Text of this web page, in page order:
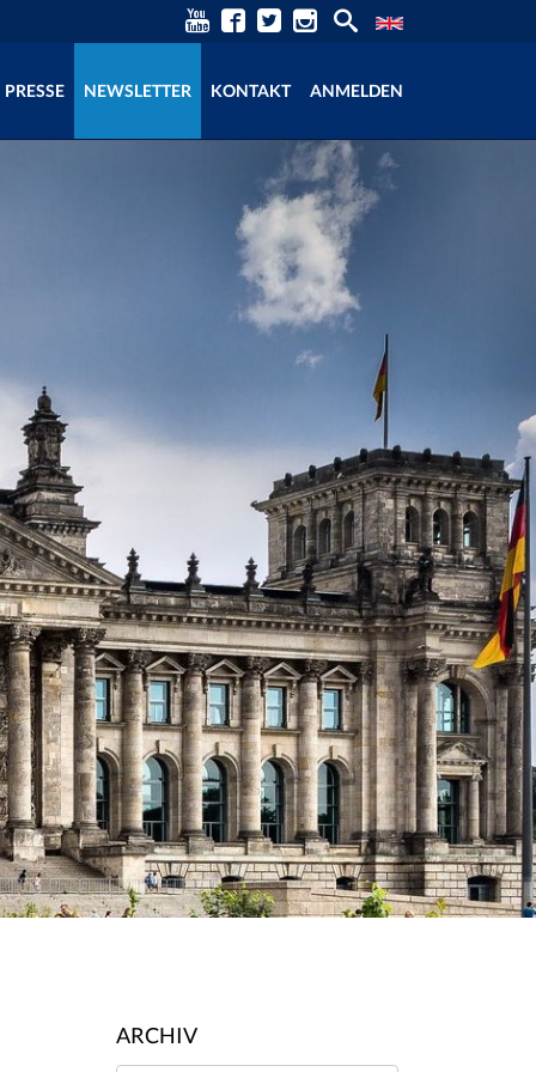
PRESSE NEWSLETTER KONTAKT ANMELDEN
ARCHIV